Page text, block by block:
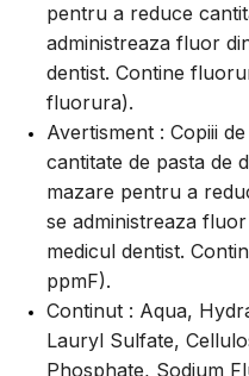
pentru a reduce
administreaza fluor
dentist. Contine
fluorura).
Avertisment : Copiii
cantitate de pasta de
mazare pentru a
se administreaza
medicul dentist.
ppmF).
Continut : Aqua,
Lauryl Sulfate,
Phosphate, Sodium